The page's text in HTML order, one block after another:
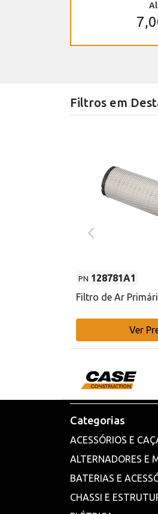
Filtros em
PN 128781A1
Filtro de Ar
Ver
Categorias
ACESSÓRIOS E
ALTERNADORES E
BATERIAS E
CHASSI E